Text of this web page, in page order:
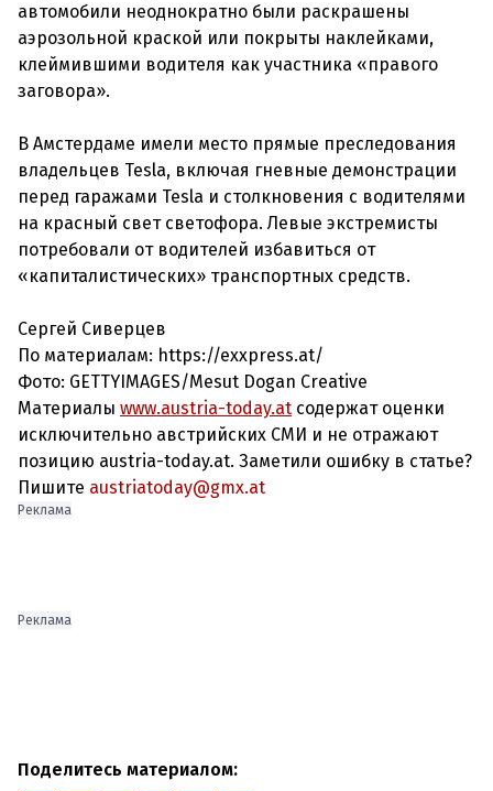
автомобили неоднократно были раскрашены
аэрозольной краской или покрыты наклейками,
клеймившими водителя как участника «правого
заговора».
В Амстердаме имели место прямые преследования
владельцев Tesla, включая гневные демонстрации
перед гаражами Tesla и столкновения с водителями
на красный свет светофора. Левые экстремисты
потребовали от водителей избавиться от
«капиталистических» транспортных средств.
Сергей Сиверцев
По материалам: https://exxpress.at/
Фото: GETTYIMAGES/Mesut Dogan Creative
Материалы www.austria-today.at содержат оценки
исключительно австрийских СМИ и не отражают
позицию austria-today.at. Заметили ошибку в статье?
Пишите austriatoday@gmx.at
Реклама
Реклама
Поделитесь материалом: